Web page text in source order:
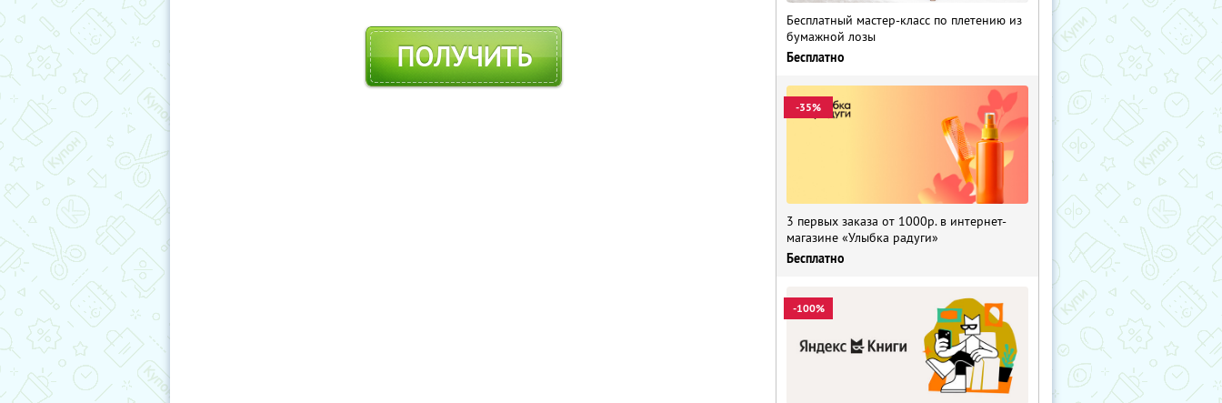
ПОЛУЧИТЬ
Бесплатный мастер-класс по плетению из
бумажной лозы
Бесплатно
-35%
3 первых заказа от 1000р. в интернет-
магазине «Улыбка радуги»
Бесплатно
-100%